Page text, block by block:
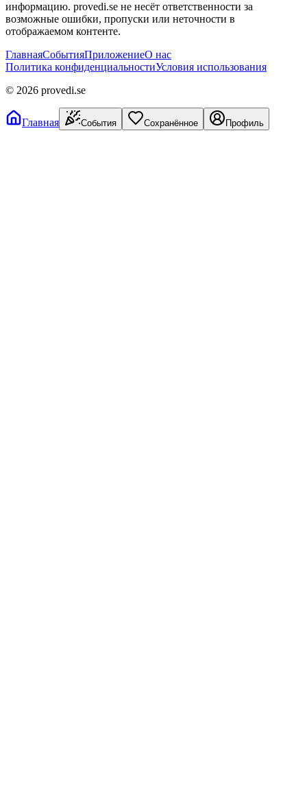
информацию. provedi.se не несёт ответственности за
возможные ошибки, пропуски или неточности в
отображаемом контенте.
ГлавнаяСобытияПриложениеО нас
Политика конфиденциальностиУсловия использования
© 2026 provedi.se
Главная События Сохранённое Профиль